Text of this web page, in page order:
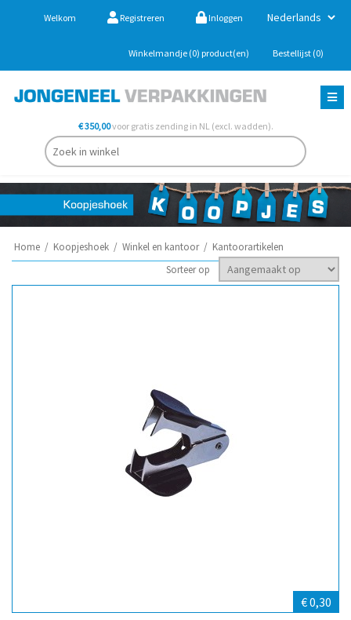
Welkom Registreren Inloggen
Winkelmandje (0) product(en) Bestellijst (0)
€ 350,00voor gratis zending in NL (excl. wadden).
Home / Koopjeshoek / Winkel en kantoor / Kantoorartikelen
Sorteer op
€ 0,30